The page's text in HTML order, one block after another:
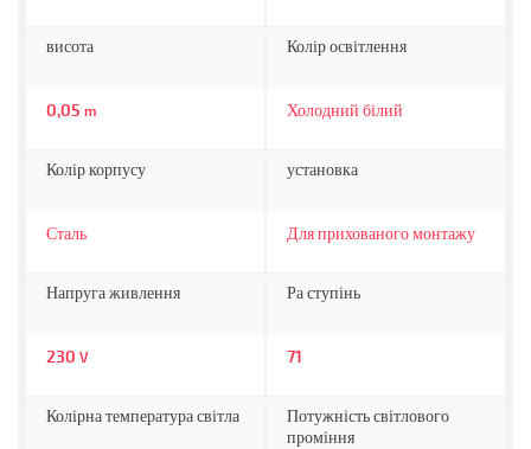
висота
0,05 m
Колір освітлення
Холодний білий
Колір корпусу
Сталь
установка
Для прихованого монтажу
Напруга живлення
230 V
Ра ступінь
71
Колірна температура світла
Потужність світлового
проміння